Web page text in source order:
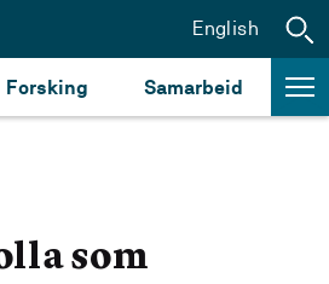
Forsking Samarbeid
English
som